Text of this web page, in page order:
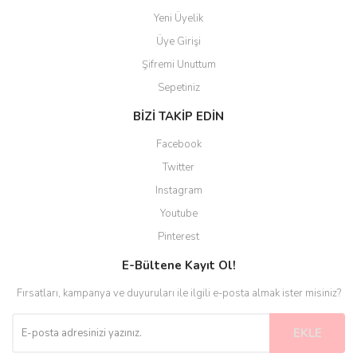
Yeni Üyelik
Üye Girişi
Şifremi Unuttum
Sepetiniz
BİZİ TAKİP EDİN
Facebook
Twitter
Instagram
Youtube
Pinterest
E-Bültene Kayıt Ol!
Fırsatları, kampanya ve duyuruları ile ilgili e-posta almak ister misiniz?
EKLE